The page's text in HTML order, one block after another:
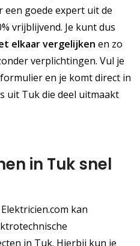
goede expert uit de
vrijblijvend. Je kunt dus
elkaar vergelijken en zo
verplichtingen. Vul je
en je komt direct in
uit Tuk die deel uitmaakt
in Tuk snel
kan
in Tuk. Hierbij kun je